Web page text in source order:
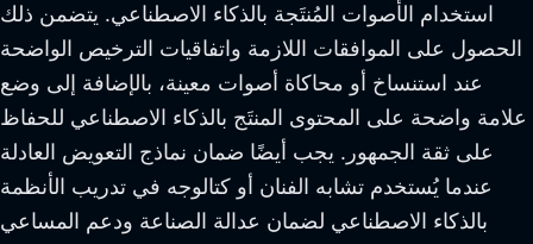
استخدام الأصوات المُنتَجة بالذكاء الاصطناعي. يتضمن ذلك
الحصول على الموافقات اللازمة واتفاقيات الترخيص الواضحة
عند استنساخ أو محاكاة أصوات معينة، بالإضافة إلى وضع
علامة واضحة على المحتوى المنتَج بالذكاء الاصطناعي للحفاظ
على ثقة الجمهور. يجب أيضًا ضمان نماذج التعويض العادلة
عندما يُستخدم تشابه الفنان أو كتالوجه في تدريب الأنظمة
بالذكاء الاصطناعي لضمان عدالة الصناعة ودعم المساعي